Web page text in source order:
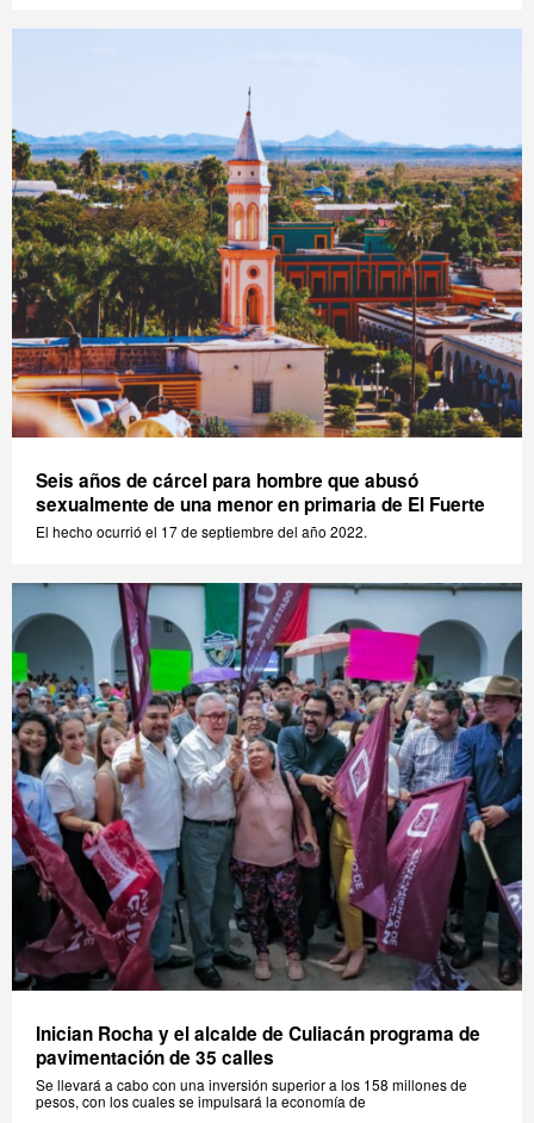
Seis años de cárcel para hombre que abusó
sexualmente de una menor en primaria de El Fuerte
El hecho ocurrió el 17 de septiembre del año 2022.
Inician Rocha y el alcalde de Culiacán programa de
pavimentación de 35 calles
Se llevará a cabo con una inversión superior a los 158 millones de
pesos, con los cuales se impulsará la economía de